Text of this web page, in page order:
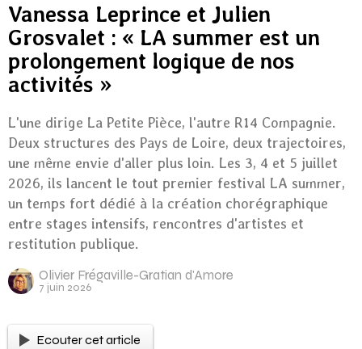
Vanessa Leprince et Julien
Grosvalet : « LA summer est un
prolongement logique de nos
activités »
L'une dirige La Petite Pièce, l'autre R14 Compagnie.
Deux structures des Pays de Loire, deux trajectoires,
une même envie d'aller plus loin. Les 3, 4 et 5 juillet
2026, ils lancent le tout premier festival LA summer,
un temps fort dédié à la création chorégraphique
entre stages intensifs, rencontres d'artistes et
restitution publique.
Olivier Frégaville-Gratian d'Amore
7 juin 2026
Ecouter cet article